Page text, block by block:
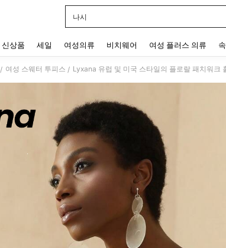
나시
신상품 세일 여성의류 비치웨어 여성 플러스 의류
/ 여성 스웨터 투피스 / Lyxana 유럽 및 미국 스타일의 플로랄 패치워크